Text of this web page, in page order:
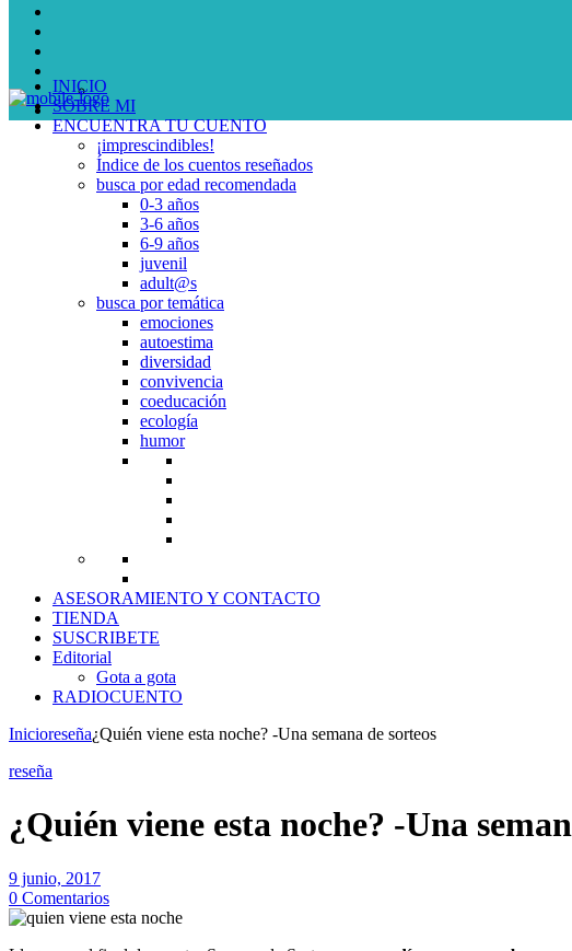
INICIO
SOBRE MI
ENCUENTRA TU CUENTO
¡imprescindibles!
Índice de los cuentos reseñados
busca por edad recomendada
0-3 años
3-6 años
6-9 años
juvenil
adult@s
busca por temática
emociones
autoestima
diversidad
convivencia
coeducación
ecología
humor
ASESORAMIENTO Y CONTACTO
TIENDA
SUSCRIBETE
Editorial
Gota a gota
RADIOCUENTO
Inicioreseña¿Quién viene esta noche? -Una semana de sorteos
reseña
¿Quién viene esta noche? -Una
9 junio, 2017
0 Comentarios